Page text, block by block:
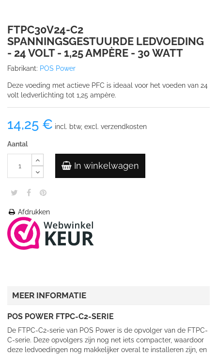
FTPC30V24-C2
SPANNINGSGESTUURDE LEDVOEDING
- 24 VOLT - 1,25 AMPÈRE - 30 WATT
Fabrikant: POS Power
Deze voeding met actieve PFC is ideaal voor het voeden van 24
volt ledverlichting tot 1,25 ampère.
14,25 € incl. btw, excl. verzendkosten
Aantal
In winkelwagen
Afdrukken
MEER INFORMATIE
POS POWER FTPC-C2-SERIE
De FTPC-C2-serie van POS Power is de opvolger van de FTPC-
C-serie. Deze opvolgers zijn nog net iets compacter, waardoor
deze ledvoedingen nog makkelijker overal te installeren zijn, en